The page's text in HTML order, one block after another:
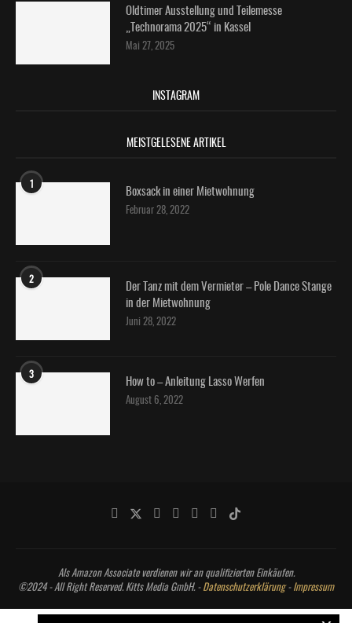
Oldtimer Ausstellung und Teilemesse
„Technorama 2025“ in Kassel
Mai 27, 2025
INSTAGRAM
MEISTGELESENE ARTIKEL
1 Boxsack in einer Mietwohnung
Februar 28, 2022
2
Der Tanz mit dem Vermieter – Pole Dance Stange
in der Mietwohnung
Juni 28, 2022
3 How to – Anleitung Lasso Werfen
August 6, 2022
Als Amazon Associate verdienen wir an qualifizierten Einkäufen.
©2024 - All Right Reserved. Kitts Media GmbH. -Datenschutzerklärung-Impressum